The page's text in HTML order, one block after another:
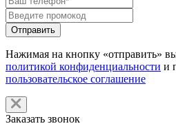
Нажимая на кнопку «отправить»
политикой конфиденциальности и
пользовательское соглашение
Заказать звонок